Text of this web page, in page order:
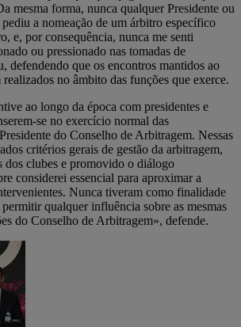
mesma forma, nunca qualquer Presidente ou
a nomeação de um árbitro específico
e, por consequência, nunca me senti
ou pressionado nas tomadas de
defendendo que os encontros mantidos ao
no âmbito das funções que exerce.
ao longo da época com presidentes e
se no exercício normal das
do Conselho de Arbitragem. Nessas
critérios gerais de gestão da arbitragem,
dos clubes e promovido o diálogo
considerei essencial para aproximar a
Nunca tiveram como finalidade
qualquer influência sobre as mesmas
do Conselho de Arbitragem», defende.